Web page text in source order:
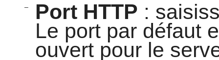
– Port HTTP :
Le port par défaut
ouvert pour le